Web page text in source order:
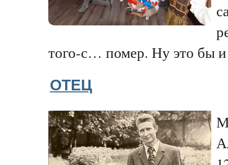
того-с… помер. Ну это бы
ОТЕЦ